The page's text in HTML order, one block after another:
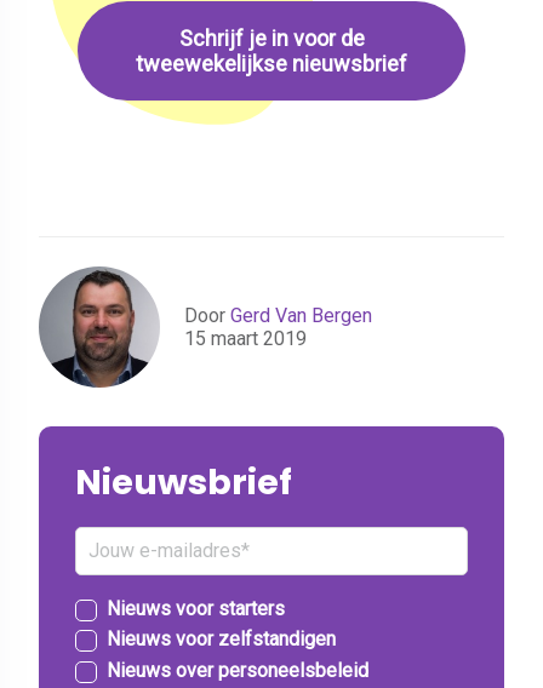
Schrijf je in voor de
tweewekelijkse nieuwsbrief
Door Gerd Van Bergen
15 maart 2019
Nieuwsbrief
Nieuws voor starters
Nieuws voor zelfstandigen
Nieuws over personeelsbeleid